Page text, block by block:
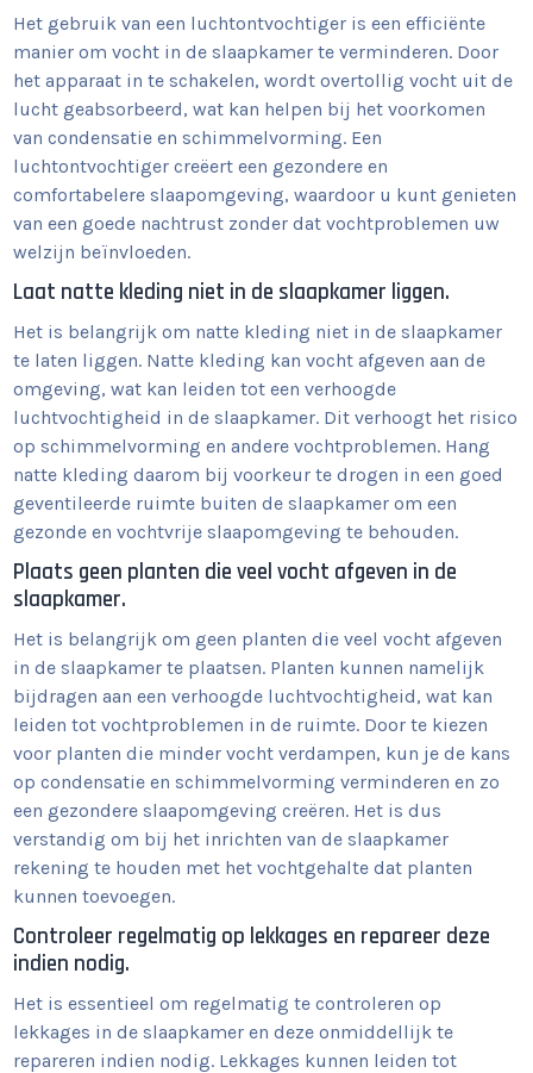
Het gebruik van een luchtontvochtiger is een efficiënte
manier om vocht in de slaapkamer te verminderen. Door
het apparaat in te schakelen, wordt overtollig vocht uit de
lucht geabsorbeerd, wat kan helpen bij het voorkomen
van condensatie en schimmelvorming. Een
luchtontvochtiger creëert een gezondere en
comfortabelere slaapomgeving, waardoor u kunt genieten
van een goede nachtrust zonder dat vochtproblemen uw
welzijn beïnvloeden.
Laat natte kleding niet in de slaapkamer liggen.
Het is belangrijk om natte kleding niet in de slaapkamer
te laten liggen. Natte kleding kan vocht afgeven aan de
omgeving, wat kan leiden tot een verhoogde
luchtvochtigheid in de slaapkamer. Dit verhoogt het risico
op schimmelvorming en andere vochtproblemen. Hang
natte kleding daarom bij voorkeur te drogen in een goed
geventileerde ruimte buiten de slaapkamer om een
gezonde en vochtvrije slaapomgeving te behouden.
Plaats geen planten die veel vocht afgeven in de
slaapkamer.
Het is belangrijk om geen planten die veel vocht afgeven
in de slaapkamer te plaatsen. Planten kunnen namelijk
bijdragen aan een verhoogde luchtvochtigheid, wat kan
leiden tot vochtproblemen in de ruimte. Door te kiezen
voor planten die minder vocht verdampen, kun je de kans
op condensatie en schimmelvorming verminderen en zo
een gezondere slaapomgeving creëren. Het is dus
verstandig om bij het inrichten van de slaapkamer
rekening te houden met het vochtgehalte dat planten
kunnen toevoegen.
Controleer regelmatig op lekkages en repareer deze
indien nodig.
Het is essentieel om regelmatig te controleren op
lekkages in de slaapkamer en deze onmiddellijk te
repareren indien nodig. Lekkages kunnen leiden tot